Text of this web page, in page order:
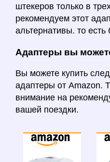
штекеров только в
рекомендуем этот
альтернативы. то есть
Адаптеры вы
Вы можете купить
адаптеры от Amazon.
внимание на
вашей поездки.